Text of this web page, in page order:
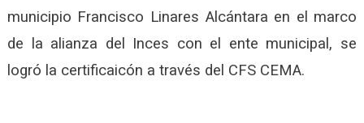
municipio Francisco Linares Alcántara en el marco
de la alianza del Inces con el ente municipal, se
logró la certificaicón a través del CFS CEMA.